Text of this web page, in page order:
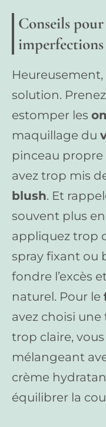
Conseils
imperfections
solution.
estomper les
maquillage du
pinceau propre
avez trop mis
blush. Et
souvent plus en
appliquez trop
spray fixant ou
fondre l’excès
naturel. Pour le
avez choisi
trop claire,
mélangeant
crème
équilibrer la